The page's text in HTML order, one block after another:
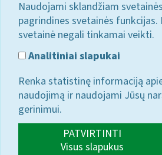
Naudojami sklandžiam
pagrindines svetainės funkcijas.
svetainė negali tinkamai veikti.
Analitiniai slapukai
Renka statistinę informaciją
naudojimą ir naudojami Jūsų
gerinimui.
PATVIRTINTI
Visus slapukus